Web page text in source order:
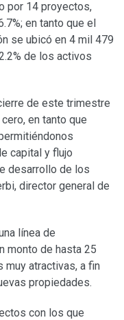
por 14 proyectos,
en tanto que el
se ubicó en 4 mil 479
de los activos
de este trimestre
en tanto que
capital y flujo
desarrollo de los
director general de
línea de
monto de hasta 25
atractivas, a fin
propiedades.
con los que